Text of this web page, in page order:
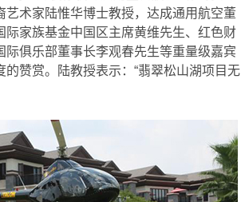
术家陆惟华博士教授，达成通用航空董
家族基金中国区主席黄维先生、红色财
俱乐部董事长李观春先生等重量级嘉宾
赞赏。陆教授表示：“翡翠松山湖项目无